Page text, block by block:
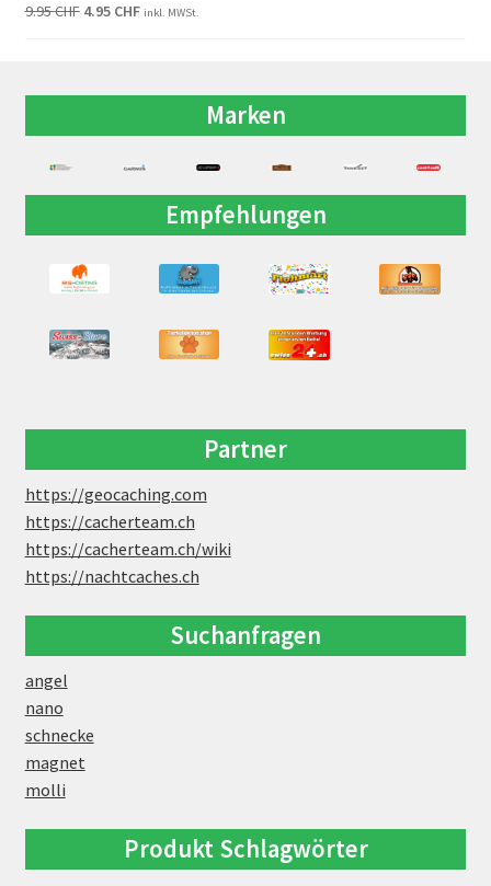
9.95CHF 4.95 CHF inkl. MWSt.
Marken
Empfehlungen
Partner
https://geocaching.com
https://cacherteam.ch
https://cacherteam.ch/wiki
https://nachtcaches.ch
Suchanfragen
angel
nano
schnecke
magnet
molli
Produkt Schlagwörter